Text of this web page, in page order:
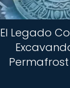
El Legado